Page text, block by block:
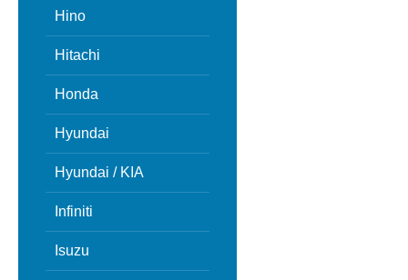
Hino
Hitachi
Honda
Hyundai
Hyundai / KIA
Infiniti
Isuzu